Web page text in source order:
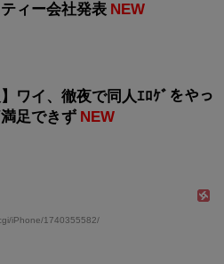
ィー会社発表 NEW
】ワイ、徹夜で同人ｴﾛｹﾞをやっ
足できず NEW
iPhone/1740355582/